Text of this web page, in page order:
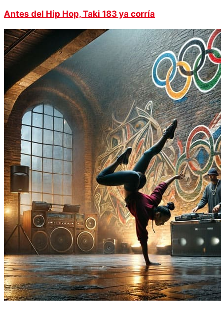
Antes del Hip Hop, Taki 183 ya corría